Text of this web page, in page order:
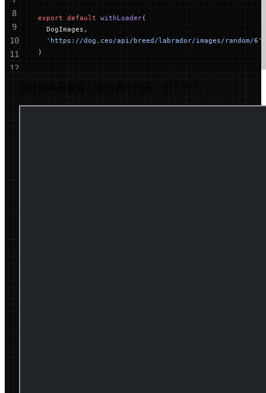
export default withLoader(
  DogImages,
  'https://dog.ceo/api/breed/labrador/images/random/6'
)
8
9
10
11
12
这时候再来看看上述的演示代码，如下所示：